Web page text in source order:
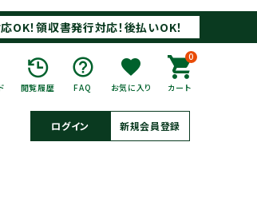
OK！領収書発行対応！後払いOK！
閲覧履歴 FAQ お気に入り
0
カート
ログイン 新規会員登録